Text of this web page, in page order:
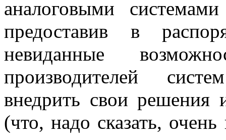
аналоговыми
предоставив в
невиданные
производителей
внедрить свои решения
(что, надо сказать,